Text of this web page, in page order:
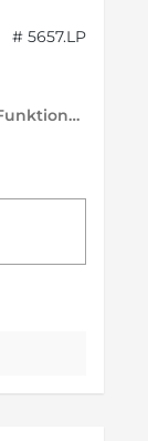
# 5657.LP
Laserpointer mit 4 verschiedenen Funktionen